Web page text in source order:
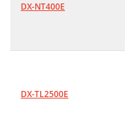
DX-NT400E
DX-TL2500E